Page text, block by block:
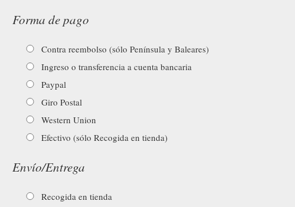
Forma de pago
Contra reembolso (sólo Península y Baleares)
Ingreso o transferencia a cuenta bancaria
Paypal
Giro Postal
Western Union
Efectivo (sólo Recogida en tienda)
Envío/Entrega
Recogida en tienda